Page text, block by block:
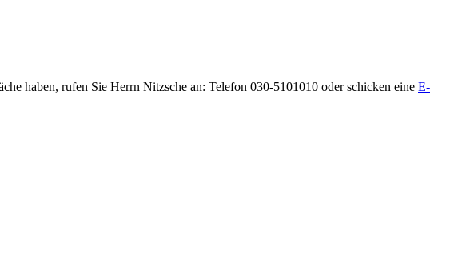
haben, rufen Sie Herrn Nitzsche an: Telefon 030-5101010 oder schicken eine E-